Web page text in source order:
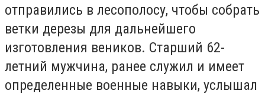
отправились в лесополосу, чтобы собрать
ветки дерезы для дальнейшего
изготовления веников. Старший 62-
летний мужчина, ранее служил и имеет
определенные военные навыки, услышал